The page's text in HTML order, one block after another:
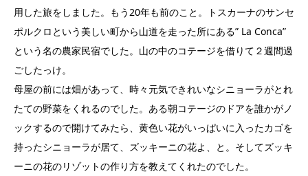
用した旅をしました。もう20年も前のこと。
トスカーナのサンセ
ポルクロという美しい町から山道を走った所にある” La Conca”
という名の農家民宿でした。山の中のコテージを借りて２週間過
ごしたっけ。
母屋の前には畑があって、時々元気できれいなシニョーラがとれ
たての野菜をくれるのでした。ある朝コテージのドアを誰かがノ
ックするので開けてみたら、黄色い花がいっぱいに入ったカゴを
持ったシニョーラが居て、ズッキーニの花よ、と。そしてズッキ
ーニの花のリゾットの作り方を教えてくれたのでした。